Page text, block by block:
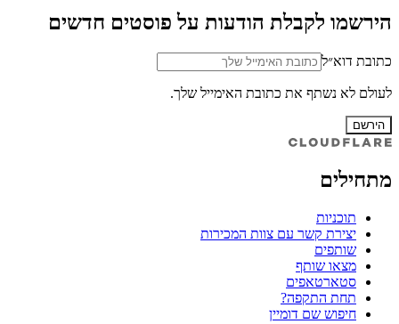
הירשמו לקבלת הודעות על פוסטים חדשים
כתובת דוא״ל
לעולם לא נשתף את כתובת האימייל שלך.
הירשם
מתחילים
תוכניות
יצירת קשר עם צוות המכירות
שותפים
מצאו שותף
סטארטאפים
תחת התקפה?
חיפוש שם דומיין